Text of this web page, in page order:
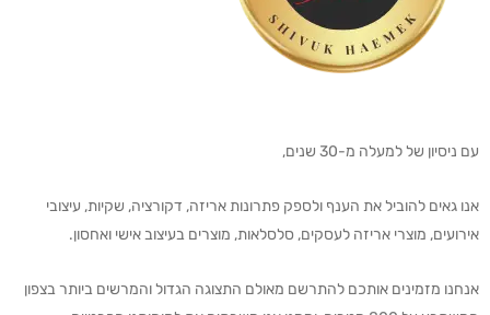
עם ניסיון של למעלה מ-30 שנים,
אנו גאים להוביל את הענף ולספק פתרונות אריזה, דקורציה, שקיות, עיצובי
אירועים, מוצרי אריזה לעסקים, סלסלאות, מוצרים בעיצוב אישי ואחסון.
אנחנו מזמינים אותכם להתרשם מאולם התצוגה הגדול והמרשים ביותר בצפון